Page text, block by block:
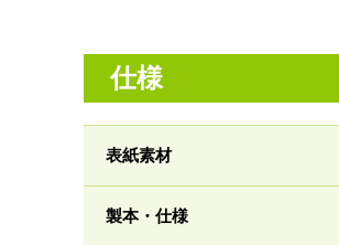
仕様
表紙素材
製本・仕様